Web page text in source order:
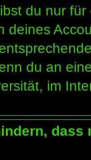
du nur
deines
du an
im
dass